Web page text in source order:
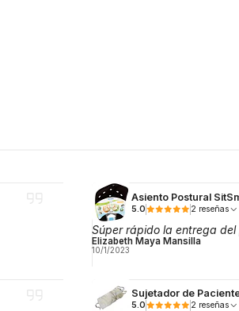
Asiento Postural
5.0 2 reseñas
Súper rápido la entrega
Elizabeth Maya Mansilla
10/1/2023
Sujetador de
5.0 2 reseñas